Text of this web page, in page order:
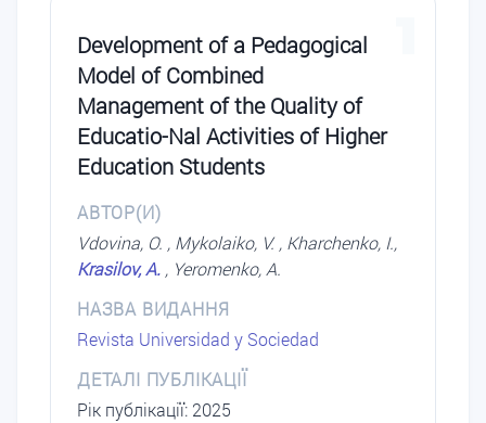
Development of a Pedagogical
Model of Combined
Management of the Quality of
Educatio-Nal Activities of Higher
Education Students
АВТОР(И)
Vdovina, O. , Mykolaiko, V. , Kharchenko, I.,
Krasilov, A. , Yeromenko, A.
НАЗВА ВИДАННЯ
Revista Universidad y Sociedad
ДЕТАЛІ ПУБЛІКАЦІЇ
Рік публікації: 2025